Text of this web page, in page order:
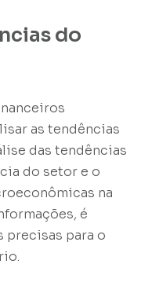
do
as tendências
das tendências
do setor e o
na
é
precisas para o